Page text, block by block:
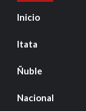
Inicio
Itata
Ñuble
Nacional